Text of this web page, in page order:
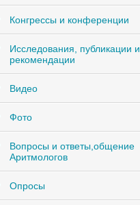
Конгрессы и конференции
Исследования, публикации и
рекомендации
Видео
Фото
Вопросы и ответы,общение
Аритмологов
Опросы